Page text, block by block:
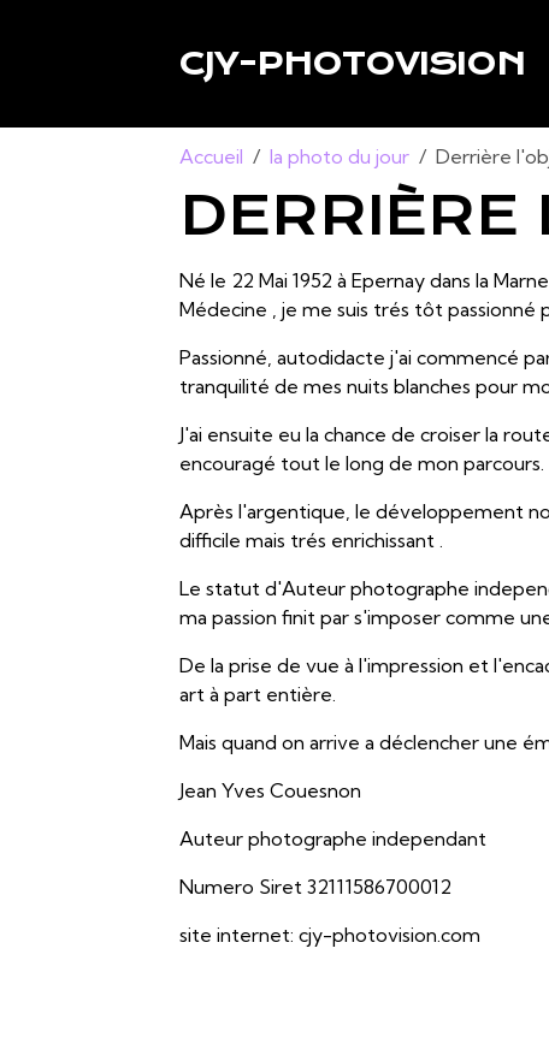
CJY-PHOTOVISION
Accueil la photo du jour Derrière
DERRIÈRE
Né le 22 Mai 1952 à Epernay dans la
Médecine , je me suis trés tôt passionné
Passionné, autodidacte j'ai commencé
tranquilité de mes nuits blanches pour
J'ai ensuite eu la chance de croiser la
encouragé tout le long de mon parcours.
Après l'argentique, le développement
difficile mais trés enrichissant .
Le statut d'Auteur photographe
ma passion finit par s'imposer comme
De la prise de vue à l'impression et
art à part entière.
Mais quand on arrive a déclencher une
Jean Yves Couesnon
Auteur photographe independant
Numero Siret 32111586700012
site internet: cjy-photovision.com